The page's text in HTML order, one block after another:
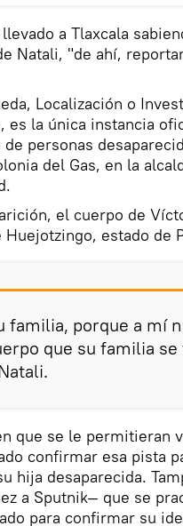
a Tlaxcala
Natali, "de ahí,
Localización o
es la única instancia
personas
del Gas, en la
el cuerpo de
estado de
familia, porque a mí
que su familia se
que se le permitieran
confirmar esa pista
hija desaparecida.
a Sputnik— que se
para confirmar su